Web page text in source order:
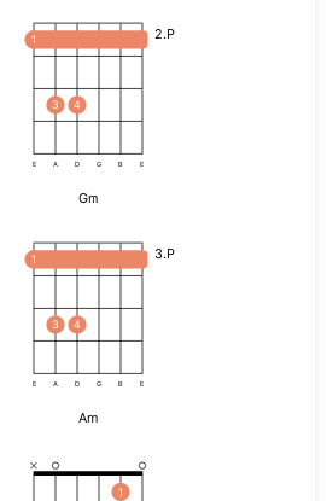
2.P
1
3 4
E A D G B E
Gm
3.P
1
3 4
E A D G B E
Am
1